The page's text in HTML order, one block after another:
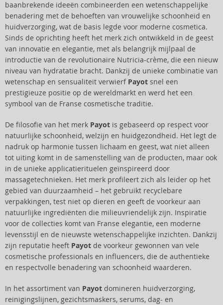
baanbrekende ideeën combineerden een wetenschappelijke
benadering met de behoeften van vrouwelijke schoonheid en
huidverzorging, wat de basis legde voor moderne cosmetica.
Sinds de oprichting heeft het merk zich ontwikkeld in de geest
van innovatie en elegantie, met als belangrijk mijlpaal de
introductie van de revolutionaire Nutricia-crème, die een nieuw
niveau van hydratatie bracht. Dankzij de unieke combinatie van
wetenschap en sensualiteit verwierf Payot snel een
prestigieuze positie op de wereldmarkt en werd het een
symbool van de Franse cosmetische traditie.
De filosofie van het merk Payot is gebaseerd op respect voor
natuurlijke schoonheid, welzijn en huidgezondheid. Het legt de
nadruk op harmonie tussen lichaam en geest, wat niet alleen
tot uiting komt in de samenstelling van de producten, maar ook
in de unieke applicatierituelen geïnspireerd door
massagetechnieken. Het merk profileert zich als leider op het
gebied van duurzaamheid – het gebruikt recyclebare
verpakkingen, test niet op dieren en geeft de voorkeur aan
natuurlijke ingrediënten die milieuvriendelijk zijn. Inspiratie
voor de collecties komt van Franse elegantie, een moderne
levensstijl en de nieuwste wetenschappelijke inzichten. Dankzij
zijn reputatie heeft Payot de voorkeur gewonnen van vele
cosmetische professionals en influencers, die de authentieke
en respectvolle benadering van schoonheid waarderen.
In het assortiment van Payot domineren huidverzorging,
reinigingslijnen, gezichtsmaskers, serums, dag- en